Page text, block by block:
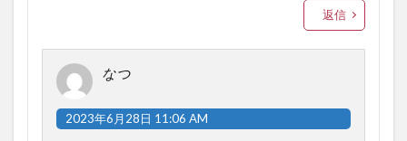
返信
なつ
2023年6月28日 11:06 AM